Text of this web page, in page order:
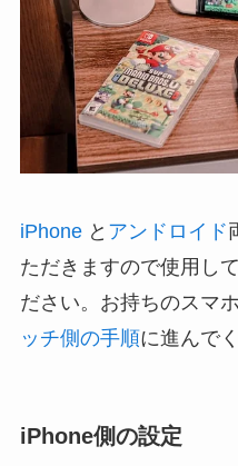
iPhone と アンドロイド
ただきますので使用し
ださい。お持ちのスマ
ッチ側の手順に進んで
iPhone側の設定